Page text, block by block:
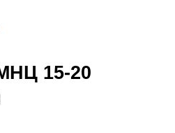
15-20